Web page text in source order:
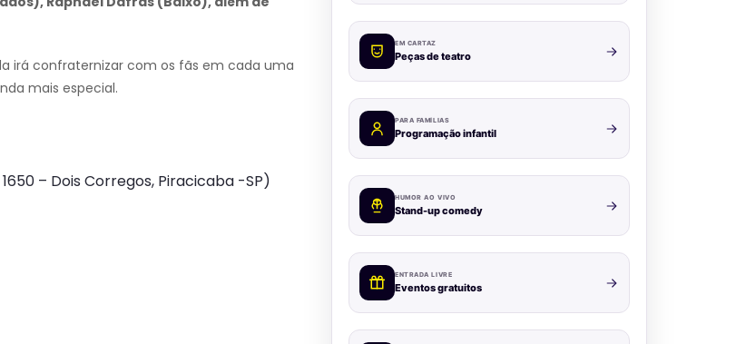
irá confraternizar com os fãs em cada uma
mais especial.
– Dois Corregos, Piracicaba -SP)
EM CARTAZ
Peças de teatro
PARA FAMÍLIAS
Programação infantil
HUMOR AO VIVO
Stand-up comedy
ENTRADA LIVRE
Eventos gratuitos